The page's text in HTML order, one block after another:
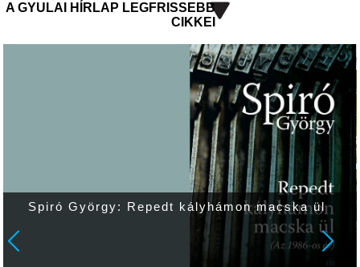
A GYULAI HÍRLAP LEGFRISSEBB
CIKKEI
Spiró György: Repedt kályhámon macska ül